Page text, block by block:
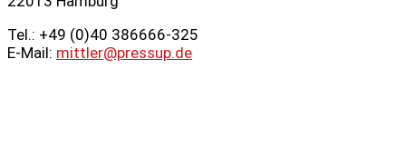
Tel.: +49 (0)40 386666‑325
E-Mail: mittler@pressup.de